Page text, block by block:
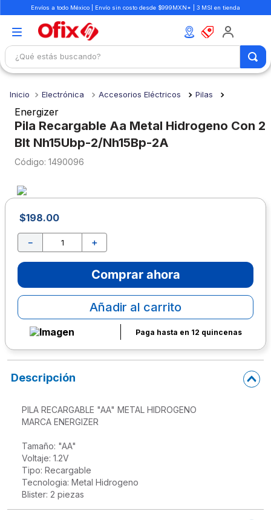
Envíos a todo México | Envío sin costo desde $999MXN* | 3 MSI en tienda
¿Qué estás buscando?
Electrónica Accesorios Eléctricos Pilas
Energizer
Pila Recargable Aa Metal Hidrogeno Con 2
Blt Nh15Ubp-2/Nh15Bp-2A
: 1490096
$198.00
＋
－
Comprar ahora
Añadir al carrito
Paga hasta en 12 quincenas
Descripción
PILA RECARGABLE "AA" METAL HIDROGENO
MARCA ENERGIZER
Tamaño: "AA"
Voltaje: 1.2V
Tipo: Recargable
Tecnologia: Metal Hidrogeno
1.
mochilas
2.
libretas
3.
cuaderno
4.
cuadernos
5.
.
sacapuntas
9
10. escritorio